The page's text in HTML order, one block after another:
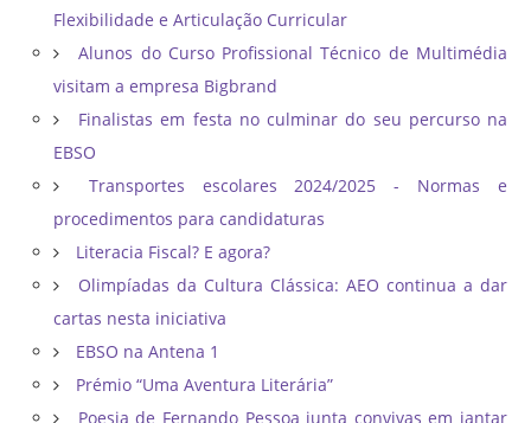
Flexibilidade e Articulação Curricular
Alunos do Curso Profissional Técnico de Multimédia
visitam a empresa Bigbrand
Finalistas em festa no culminar do seu percurso na
EBSO
Transportes escolares 2024/2025 - Normas e
procedimentos para candidaturas
Literacia Fiscal? E agora?
Olimpíadas da Cultura Clássica: AEO continua a dar
cartas nesta iniciativa
EBSO na Antena 1
Prémio “Uma Aventura Literária”
Poesia de Fernando Pessoa junta convivas em jantar